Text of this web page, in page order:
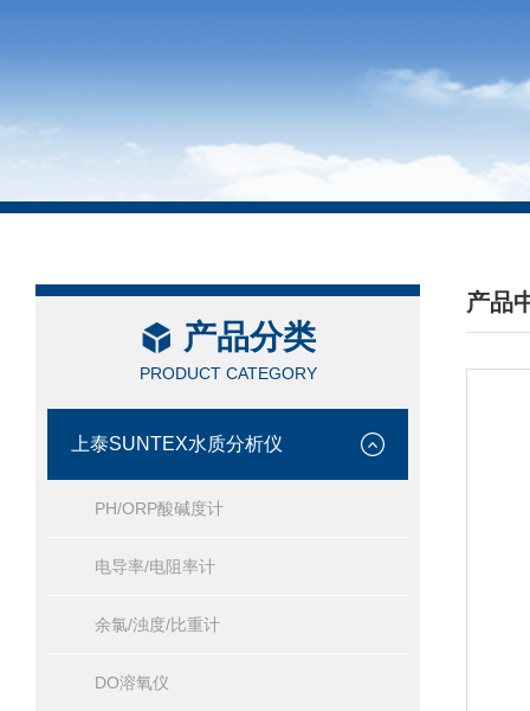
产品分类
PRODUCT CATEGORY
上泰SUNTEX水质分析仪
PH/ORP酸碱度计
电导率/电阻率计
余氯/浊度/比重计
DO溶氧仪
产品
/